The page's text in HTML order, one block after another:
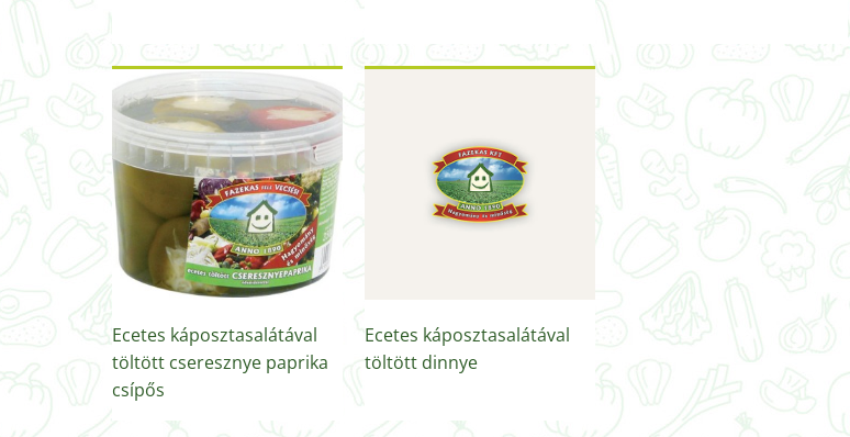
Ecetes káposztasalátával
töltött cseresznye paprika
csípős
Ecetes káposztasalátával
töltött dinnye